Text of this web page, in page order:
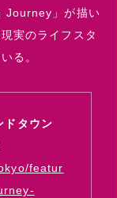
Journey」が描い
実のライフスタ
る。
ドタウン
featur